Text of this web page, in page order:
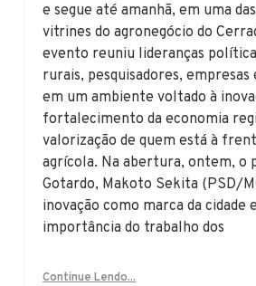
e segue até amanhã, em uma
vitrines do agronegócio do
evento reuniu lideranças
rurais, pesquisadores, empresas
em um ambiente voltado à
fortalecimento da economia
valorização de quem está à
agrícola. Na abertura, ontem, o
Gotardo, Makoto Sekita (PSD/
inovação como marca da cidade
importância do trabalho dos
Continue Lendo...